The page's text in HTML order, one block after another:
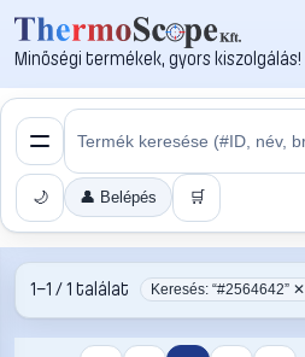
Minőségi termékek, gyors kiszolgálás!
🌙 👤 Belépés 🛒
1–1 / 1 találat Keresés: “#2564642” ✕